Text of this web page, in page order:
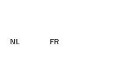
NL FR